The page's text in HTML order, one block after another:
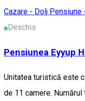
Cazare - Dolj Pensiune
Deschis
Pensiunea Eyyup
Unitatea turistică este
de 11 camere.